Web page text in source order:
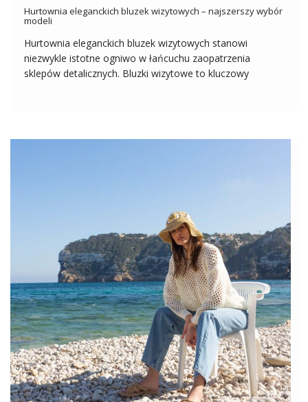
Hurtownia eleganckich bluzek wizytowych – najszerszy wybór
modeli
Hurtownia eleganckich bluzek wizytowych stanowi
niezwykle istotne ogniwo w łańcuchu zaopatrzenia
sklepów detalicznych. Bluzki wizytowe to kluczowy